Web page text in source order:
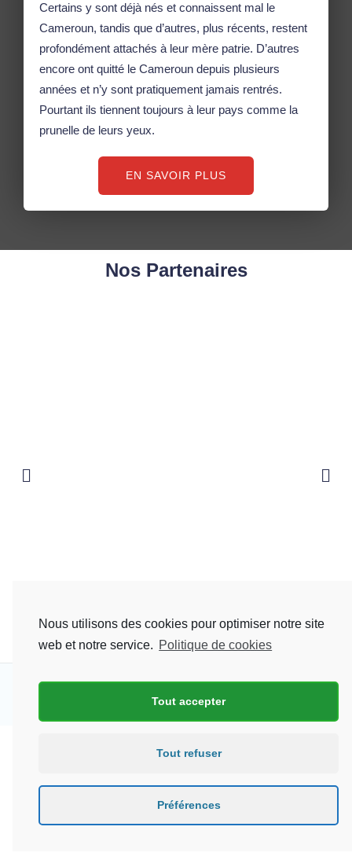
Certains y sont déjà nés et connaissent mal le
Cameroun, tandis que d’autres, plus récents, restent
profondément attachés à leur mère patrie. D’autres
encore ont quitté le Cameroun depuis plusieurs
années et n’y sont pratiquement jamais rentrés.
Pourtant ils tiennent toujours à leur pays comme la
prunelle de leurs yeux.
EN SAVOIR PLUS
Nos Partenaires
Nous utilisons des cookies pour optimiser notre site
web et notre service. Politique de cookies
Tout accepter
Tout refuser
Préférences